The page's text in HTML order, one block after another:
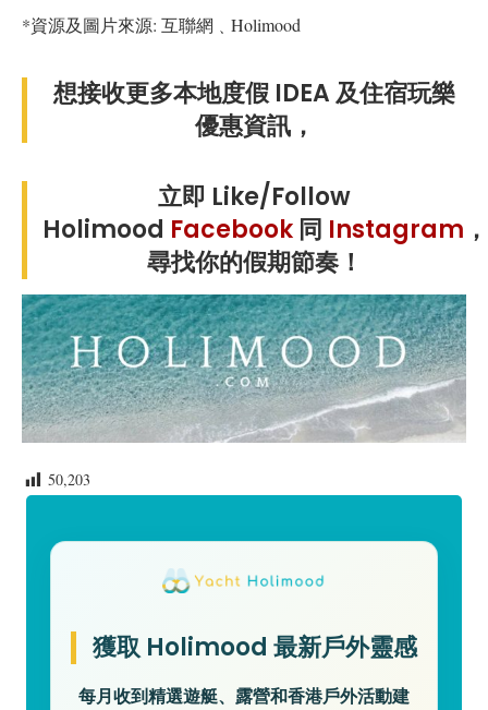
*資源及圖片來源: 互聯網﹑Holimood
想接收更多本地度假 IDEA 及住宿玩樂
優惠資訊，
立即 Like/Follow
Holimood Facebook 同 Instagram ，
尋找你的假期節奏！
50,203
獲取 Holimood 最新戶外靈感
每月收到精選遊艇、露營和香港戶外活動建